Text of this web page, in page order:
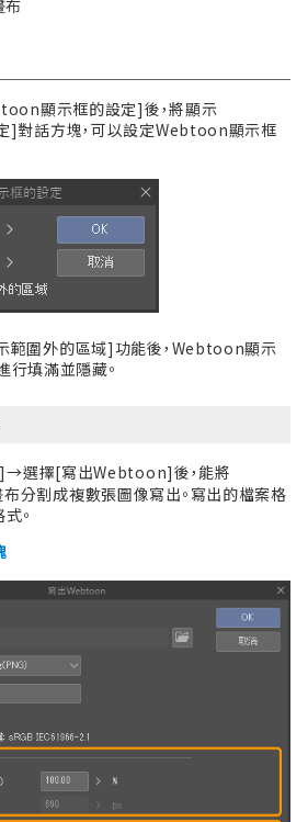
布
顯示框的設定]後，將顯示
對話方塊，可以設定Webtoon顯示框
圍外的區域]功能後，Webtoon顯示
填滿並隱藏。
]→選擇[寫出Webtoon]後，能將
分割成複數張圖像寫出。寫出的檔案格
。